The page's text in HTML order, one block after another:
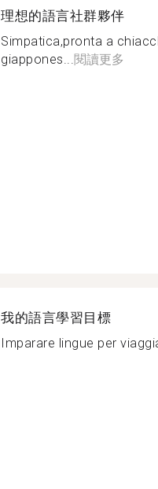
理想的語言社群夥伴
Simpatica,pronta a
giappones...閱讀更多
我的語言學習目標
Imparare lingue per